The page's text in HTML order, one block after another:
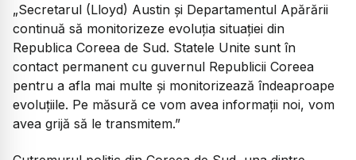
„Secretarul (Lloyd) Austin și Departamentul Apărării
continuă să monitorizeze evoluția situației din
Republica Coreea de Sud. Statele Unite sunt în
contact permanent cu guvernul Republicii Coreea
pentru a afla mai multe și monitorizează îndeaproape
evoluțiile. Pe măsură ce vom avea informații noi, vom
avea grijă să le transmitem.”